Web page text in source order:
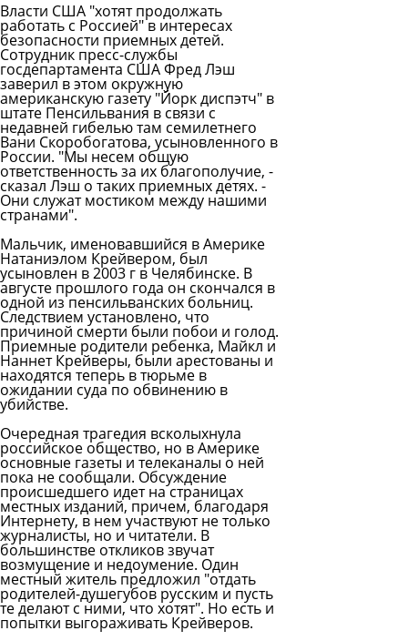
Власти США "хотят продолжать
работать с Россией" в интересах
безопасности приемных детей.
Сотрудник пресс-службы
госдепартамента США Фред Лэш
заверил в этом окружную
американскую газету "Йорк диспэтч" в
штате Пенсильвания в связи с
недавней гибелью там семилетнего
Вани Скоробогатова, усыновленного в
России. "Мы несем общую
ответственность за их благополучие, -
сказал Лэш о таких приемных детях. -
Они служат мостиком между нашими
странами".
Мальчик, именовавшийся в Америке
Натаниэлом Крейвером, был
усыновлен в 2003 г в Челябинске. В
августе прошлого года он скончался в
одной из пенсильванских больниц.
Следствием установлено, что
причиной смерти были побои и голод.
Приемные родители ребенка, Майкл и
Наннет Крейверы, были арестованы и
находятся теперь в тюрьме в
ожидании суда по обвинению в
убийстве.
Очередная трагедия всколыхнула
российское общество, но в Америке
основные газеты и телеканалы о ней
пока не сообщали. Обсуждение
происшедшего идет на страницах
местных изданий, причем, благодаря
Интернету, в нем участвуют не только
журналисты, но и читатели. В
большинстве откликов звучат
возмущение и недоумение. Один
местный житель предложил "отдать
родителей-душегубов русским и пусть
те делают с ними, что хотят". Но есть и
попытки выгораживать Крейверов.